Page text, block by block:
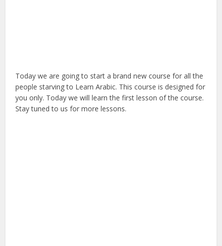
Today we are going to start a brand new course for all the
people starving to Learn Arabic. This course is designed for
you only. Today we will learn the first lesson of the course.
Stay tuned to us for more lessons.